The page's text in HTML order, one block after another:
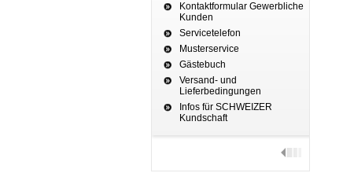
Kontaktformular Gewerbliche
Kunden
Servicetelefon
Musterservice
Gästebuch
Versand- und
Lieferbedingungen
Infos für SCHWEIZER
Kundschaft